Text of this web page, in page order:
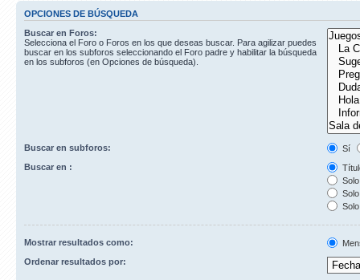
OPCIONES DE BÚSQUEDA
Buscar en Foros:
Selecciona el Foro o Foros en los que deseas buscar. Para agilizar puedes
buscar en los subforos seleccionando el Foro padre y habilitar la búsqueda
en los subforos (en Opciones de búsqueda).
Buscar en subforos:
Sí
Buscar en :
Mostrar resultados como:
Ordenar resultados por: